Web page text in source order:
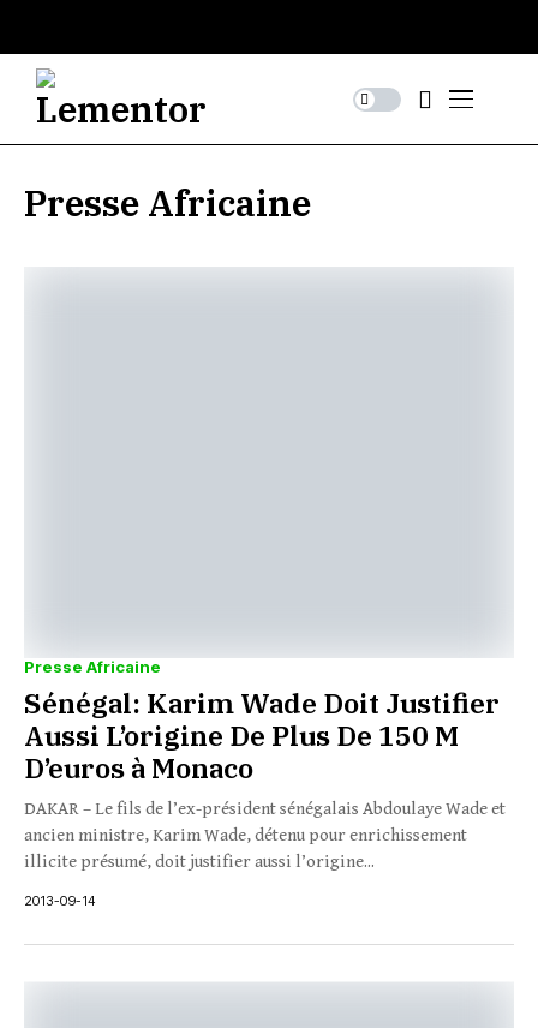
Presse Africaine
Presse Africaine
Sénégal: Karim Wade Doit Justifier
Aussi L’origine De Plus De 150 M
D’euros à Monaco
DAKAR – Le fils de l’ex-président sénégalais Abdoulaye Wade et
ancien ministre, Karim Wade, détenu pour enrichissement
illicite présumé, doit justifier aussi l’origine...
2013-09-14